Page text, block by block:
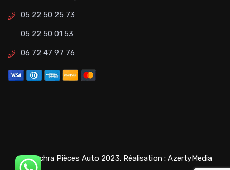
05 22 50 25 73
05 22 50 01 53
06 72 47 97 76
©Bouchra Pièces Auto 2023. Réalisation : AzertyMedia